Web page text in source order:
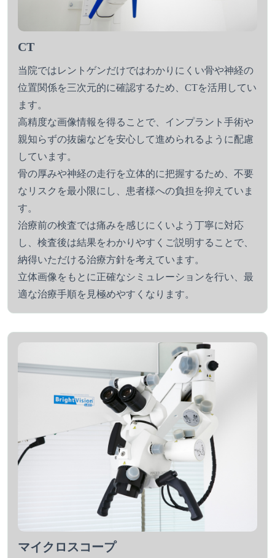
CT
当院ではレントゲンだけではわかりにくい骨や神経の
位置関係を三次元的に確認するため、CTを活用してい
ます。
高精度な画像情報を得ることで、インプラント手術や
親知らずの抜歯などを安心して進められるように配慮
しています。
骨の厚みや神経の走行を立体的に把握するため、不要
なリスクを最小限にし、患者様への負担を抑えていま
す。
治療前の検査では痛みを感じにくいよう丁寧に対応
し、検査後は結果をわかりやすくご説明することで、
納得いただける治療方針を考えています。
立体画像をもとに正確なシミュレーションを行い、最
適な治療手順を見極めやすくなります。
マイクロスコープ